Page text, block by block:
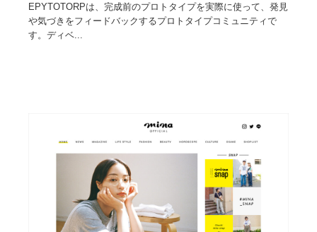
EPYTOTORPは、完成前のプロトタイプを実際に使って、発見
や気づきをフィードバックするプロトタイプコミュニティで
す。ディベ...